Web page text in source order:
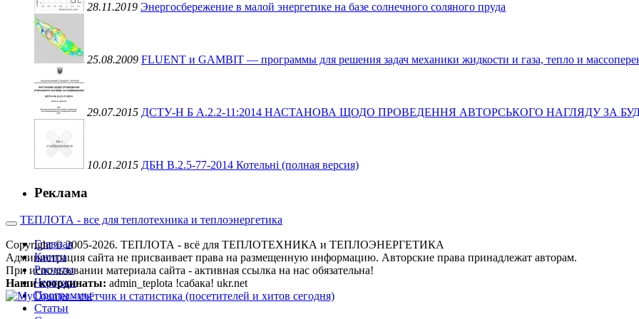
28.11.2019 Энергосбережение в малой энергетике на базе солнечного соляного пруда
25.08.2009 FLUENT и GAMBIT — программы для решения задач механики жидкости и газа, тепло и
29.07.2015 ДСТУ-Н Б А.2.2-11:2014 НАСТАНОВА ЩОДО ПРОВЕДЕННЯ АВТОРСЬКОГО НАГЛЯДУ ЗА
10.01.2015 ДБН В.2.5-77-2014 Котельні (полная версия)
Реклама
ТЕПЛОТА - все для теплотехника и теплоэнергетика
Главная
Книги
Расчеты
Чертежи
Программы
Статьи
Copyright © 2005-2026. ТЕПЛОТА - всё для ТЕПЛОТЕХНИКА и ТЕПЛОЭНЕРГЕТИКА
Администрация сайта не присваивает права на размещенную информацию. Авторские права принадлежат авторам.
При использовании материала сайта - активная ссылка на нас обязательна!
Наши координаты: admin_teplota !сабака! ukr.net